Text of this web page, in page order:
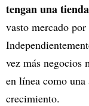
tengan una
vasto mercado
vez más negocios
en línea como
crecimiento.